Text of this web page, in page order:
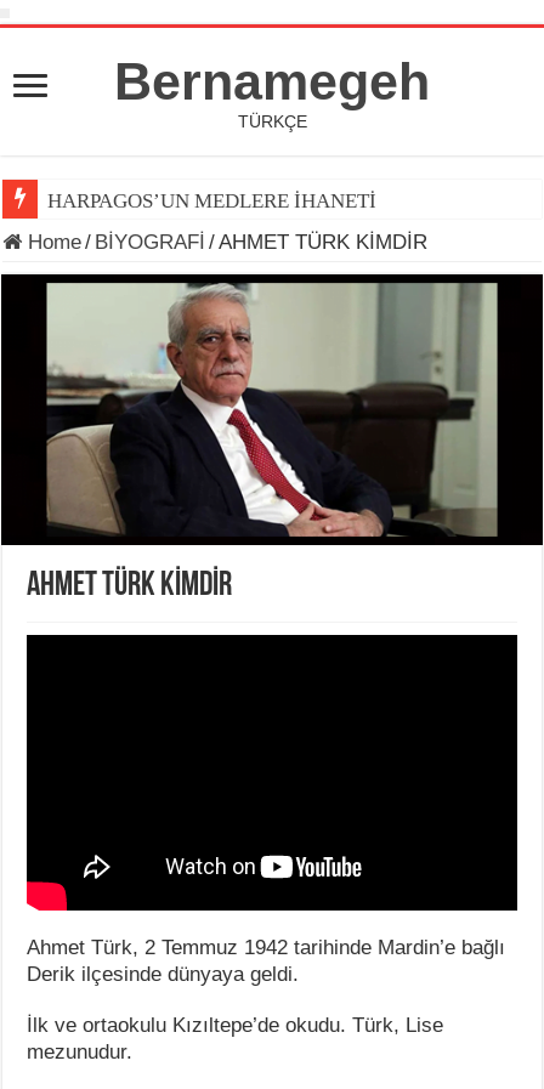
Bernamegeh
TÜRKÇE
HARPAGOS’UN MEDLERE İHANETİ
Home/ BİYOGRAFİ /AHMET TÜRK KİMDİR
AHMET TÜRK KİMDİR
Ahmet Türk, 2 Temmuz 1942 tarihinde Mardin’e bağlı
Derik ilçesinde dünyaya geldi.
İlk ve ortaokulu Kızıltepe’de okudu. Türk, Lise
mezunudur.